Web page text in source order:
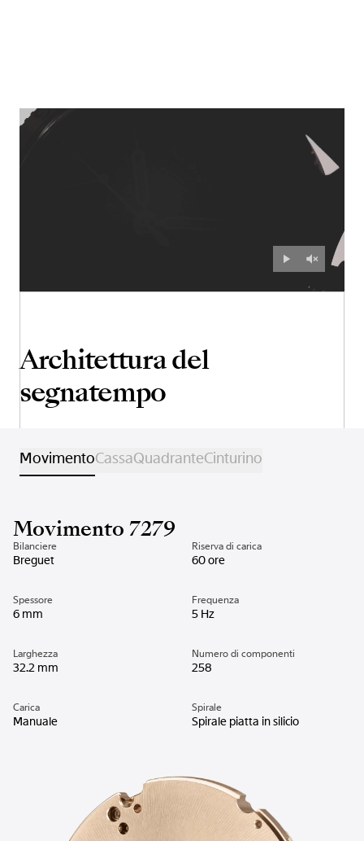
Architettura del
segnatempo
MovimentoCassaQuadranteCinturino
Movimento 7279
Bilanciere
Breguet
Riserva di carica
60 ore
Spessore
6 mm
Frequenza
5 Hz
Larghezza
32.2 mm
Numero di componenti
258
Carica
Manuale
Spirale
Spirale piatta in silicio